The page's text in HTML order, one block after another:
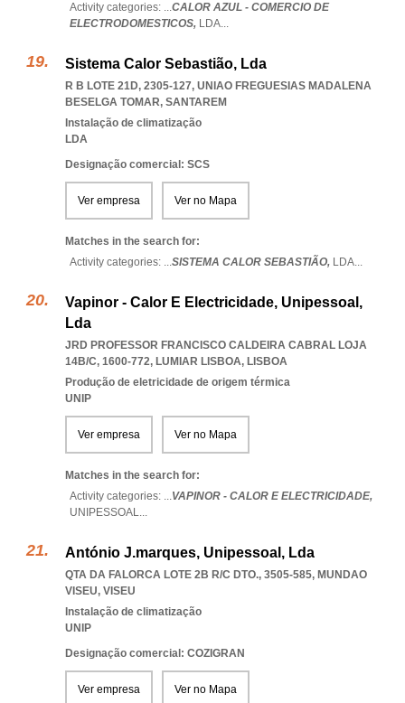
Activity categories: ...CALOR AZUL - COMERCIO DE
ELECTRODOMESTICOS, LDA...
Sistema Calor Sebastião, Lda
R B LOTE 21D, 2305-127, UNIAO FREGUESIAS MADALENA
BESELGA TOMAR, SANTAREM
Instalação de climatização
LDA
Designação comercial: SCS
Ver empresa Ver no Mapa
Matches in the search for:
Activity categories: ...SISTEMA CALOR SEBASTIÃO, LDA...
Vapinor - Calor E Electricidade, Unipessoal,
Lda
JRD PROFESSOR FRANCISCO CALDEIRA CABRAL LOJA
14B/C, 1600-772, LUMIAR LISBOA, LISBOA
Produção de eletricidade de origem térmica
UNIP
Ver empresa Ver no Mapa
Matches in the search for:
Activity categories: ...VAPINOR - CALOR E ELECTRICIDADE,
UNIPESSOAL...
António J.marques, Unipessoal, Lda
QTA DA FALORCA LOTE 2B R/C DTO., 3505-585, MUNDAO
VISEU, VISEU
Instalação de climatização
UNIP
Designação comercial: COZIGRAN
Ver empresa Ver no Mapa